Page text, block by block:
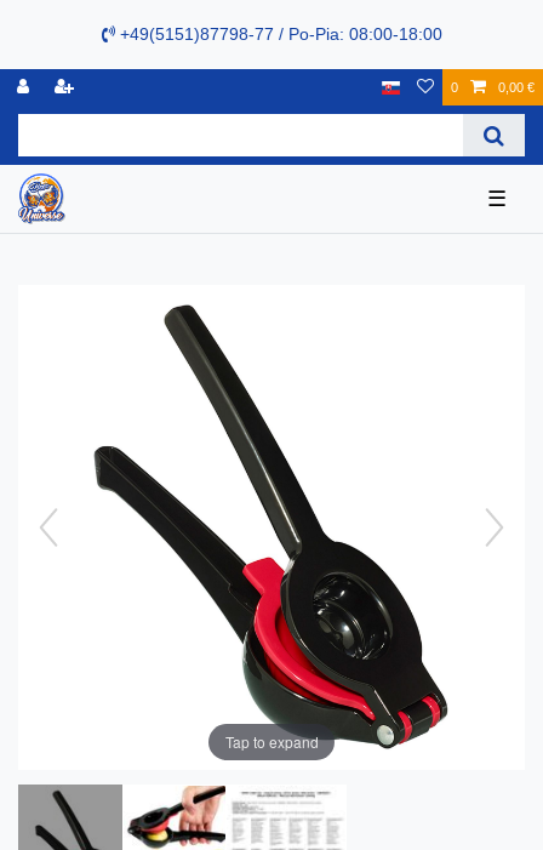
+49(5151)87798-77 / Po-Pia: 08:00-18:00
0 0,00 €
☰
Tap to expand